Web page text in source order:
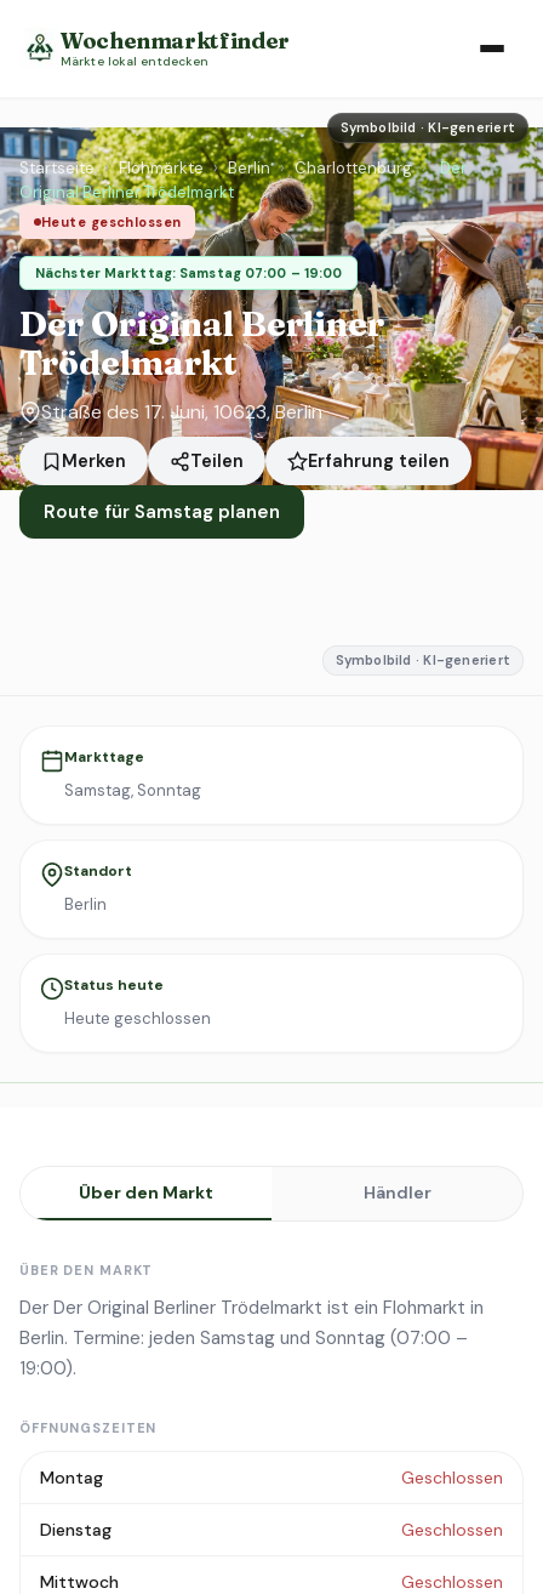
Wochenmarktfinder
Märkte lokal entdecken
Symbolbild · KI-generiert
Startseite › Flohmärkte › Berlin › Charlottenburg ›
Der
Original Berliner Trödelmarkt
Heute geschlossen
Nächster Markttag: Samstag 07:00 – 19:00
Der Original Berliner
Trödelmarkt
Straße des 17. Juni, 10623, Berlin
Merken Teilen Erfahrung teilen
Route für Samstag planen
Symbolbild · KI-generiert
Markttage
Samstag, Sonntag
Standort
Berlin
Status heute
Heute geschlossen
Über den Markt Händler
ÜBER DEN MARKT
Der Der Original Berliner Trödelmarkt ist ein Flohmarkt in
Berlin. Termine: jeden Samstag und Sonntag (07:00 –
19:00).
ÖFFNUNGSZEITEN
Montag Geschlossen
Dienstag Geschlossen
Mittwoch Geschlossen